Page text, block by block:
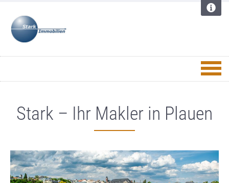
Stark – Ihr Makler in Plauen